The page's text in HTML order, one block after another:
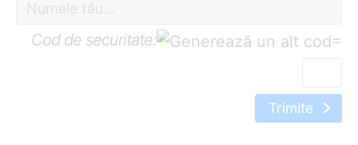
Cod de securitate: =
Trimite